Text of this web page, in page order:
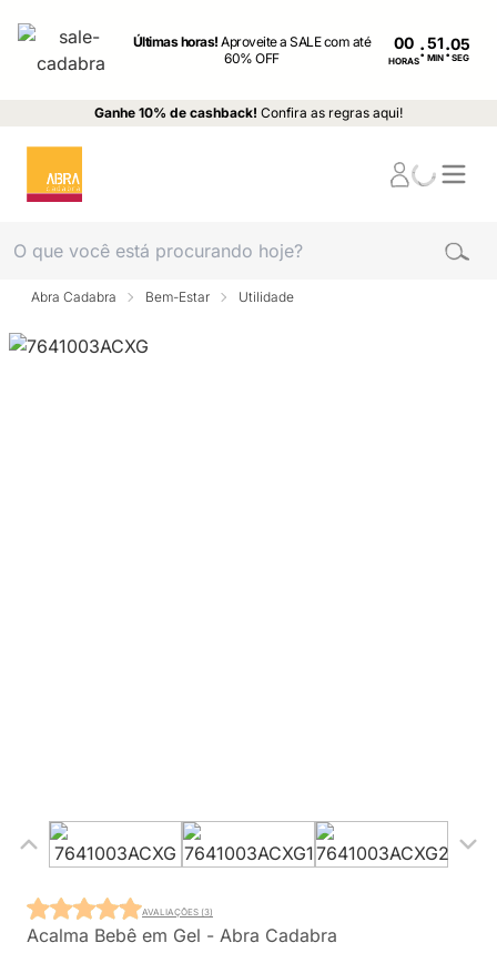
Últimas horas!Aproveite a SALE com até
60% OFF
00
HORAS: MIN : SEG
Ganhe 10% de cashback! Confira as regras aqui!
Abra Cadabra Bem-Estar Utilidade
Acalma Bebê em Gel - Abra Cadabra
AVALIAÇÕES (3)